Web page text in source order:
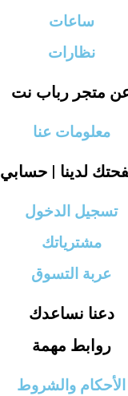
ساعات
نظارات
متجر رباب نت
معلومات عنا
لدينا | حسابي
تسجيل الدخول
مشترياتك
عربة التسوق
دعنا نساعدك
روابط مهمة
الأحكام والشروط